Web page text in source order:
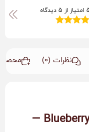
نظرات (0)
بادی میست Blueberry Bundt Cake —